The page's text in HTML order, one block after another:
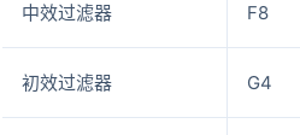
中效过滤器 F8
初效过滤器 G4